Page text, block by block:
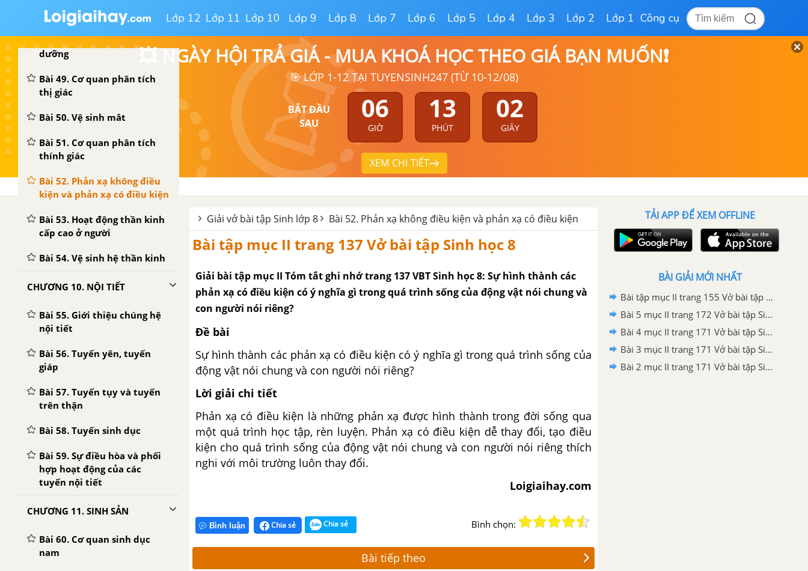
Lớp 12 Lớp 11 Lớp 10 Lớp 9 Lớp 8 Lớp 7 Lớp 6 Lớp 5 Lớp 4 Lớp 3 Lớp 2 Lớp 1 Công cụ
💥 NGÀY HỘI TRẢ GIÁ - MUA KHOÁ HỌC THEO GIÁ BẠN MUỐN❗
🎯 LỚP 1-12 TẠI TUYENSINH247 (TỪ 10-12/08)
BẮT ĐẦU
SAU
06
GIỜ
13
PHÚT
01
GIÂY
XEM CHI TIẾT
Bài 47. Đại não
dưỡng
Bài 49. Cơ quan phân tích
thị giác
Bài 50. Vệ sinh mắt
Bài 51. Cơ quan phân tích
thính giác
Bài 52. Phản xạ không điều
kiện và phản xạ có điều kiện
Bài 53. Hoạt động thần kinh
cấp cao ở người
Bài 54. Vệ sinh hệ thần kinh
CHƯƠNG 10. NỘI TIẾT
Bài 55. Giới thiệu chúng hệ
nội tiết
Bài 56. Tuyến yên, tuyến
giáp
Bài 57. Tuyến tụy và tuyến
trên thận
Bài 58. Tuyến sinh dục
Bài 59. Sự điều hòa và phối
hợp hoạt động của các
tuyến nội tiết
CHƯƠNG 11. SINH SẢN
Bài 60. Cơ quan sinh dục
nam
Giải vở bài tập Sinh lớp 8 Bài 52. Phản xạ không điều kiện và phản xạ có điều kiện
Bài tập mục II trang 137 Vở bài tập Sinh học 8
Giải bài tập mục II Tóm tắt ghi nhớ trang 137 VBT Sinh học 8: Sự hình thành các
phản xạ có điều kiện có ý nghĩa gì trong quá trình sống của động vật nói chung và
con người nói riêng?
Đề bài
Sự hình thành các phản xạ có điều kiện có ý nghĩa gì trong quá trình sống của
động vật nói chung và con người nói riêng?
Lời giải chi tiết
Phản xạ có điều kiện là những phản xạ được hình thành trong đời sống qua
một quá trình học tập, rèn luyện. Phản xạ có điều kiện dễ thay đổi, tạo điều
kiện cho quá trình sống của động vật nói chung và con người nói riêng thích
nghi với môi trường luôn thay đổi.
Loigiaihay.com
Bình luận Chia sẻ Chia sẻ Bình chọn:
Bài tiếp theo
TẢI APP ĐỂ XEM OFFLINE
BÀI GIẢI MỚI NHẤT
Bài tập mục II trang 155 Vở bài tập Sinh học 8
Bài 5 mục II trang 172 Vở bài tập Sinh học 8
Bài 4 mục II trang 171 Vở bài tập Sinh học 8
Bài 3 mục II trang 171 Vở bài tập Sinh học 8
Bài 2 mục II trang 171 Vở bài tập Sinh học 8